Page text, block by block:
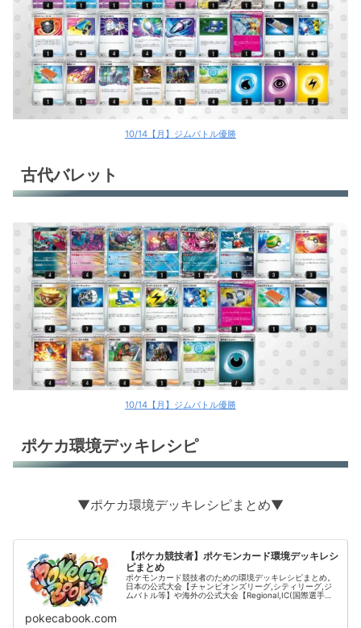
10/14【月】ジムバトル優勝
古代バレット
10/14【月】ジムバトル優勝
ポケカ環境デッキレシピ
▼ポケカ環境デッキレシピまとめ▼
【ポケカ競技者】ポケモンカード環境デッキレシ
ピまとめ
ポケモンカード競技者のための環境デッキレシピまとめ。
日本の公式大会【チャンピオンズリーグ,シティリーグ,ジ
ムバトル等】や海外の公式大会【Regional,IC(国際選手
pokecabook.com